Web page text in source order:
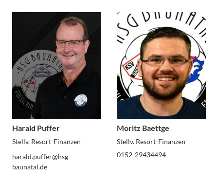
Harald Puffer
Stellv. Resort-Finanzen
harald.puffer@hsg-
baunatal.de
Moritz Baettge
Stellv. Resort-Finanzen
0152-29434494